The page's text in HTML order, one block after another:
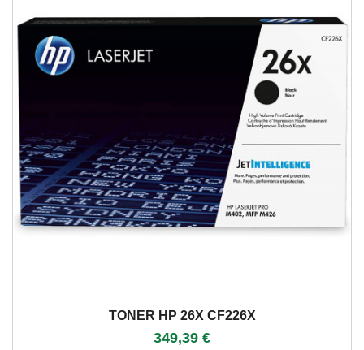
TONER HP 26X CF226X
349,39 €